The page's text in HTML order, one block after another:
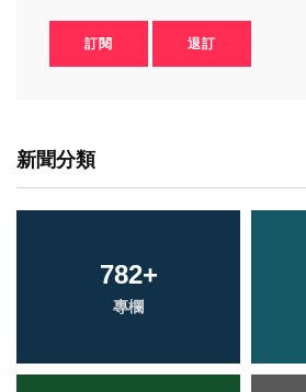
訂閱 退訂
新聞分類
782+
專欄